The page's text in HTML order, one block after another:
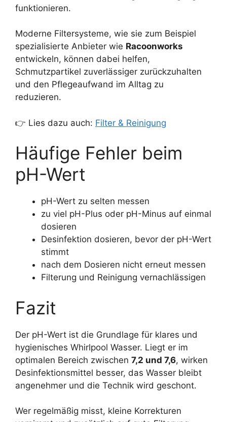
funktionieren.
Moderne Filtersysteme, wie sie zum Beispiel
spezialisierte Anbieter wie Racoonworks
entwickeln, können dabei helfen,
Schmutzpartikel zuverlässiger zurückzuhalten
und den Pflegeaufwand im Alltag zu
reduzieren.
👉 Lies dazu auch: Filter & Reinigung
Häufige Fehler beim
pH-Wert
pH-Wert zu selten messen
zu viel pH-Plus oder pH-Minus auf einmal
dosieren
Desinfektion dosieren, bevor der pH-Wert
stimmt
nach dem Dosieren nicht erneut messen
Filterung und Reinigung vernachlässigen
Fazit
Der pH-Wert ist die Grundlage für klares und
hygienisches Whirlpool Wasser. Liegt er im
optimalen Bereich zwischen 7,2 und 7,6, wirken
Desinfektionsmittel besser, das Wasser bleibt
angenehmer und die Technik wird geschont.
Wer regelmäßig misst, kleine Korrekturen